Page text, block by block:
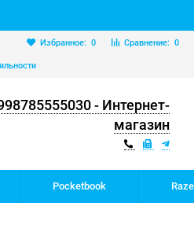
Сравнение: 0
Избранное: 0
- Интернет-
магазин
Pocketbook